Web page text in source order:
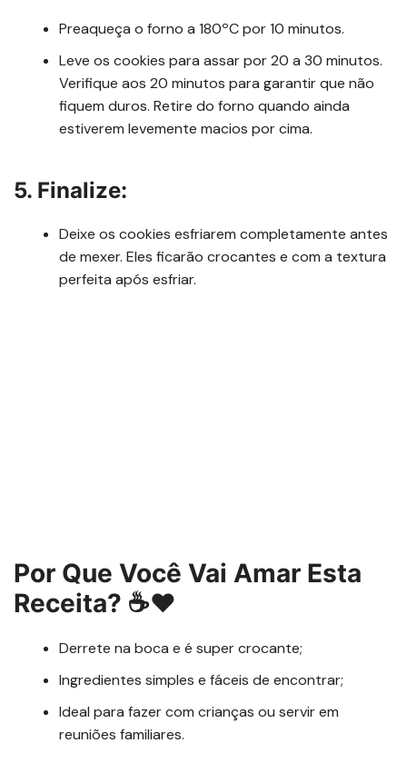
Preaqueça o forno a 180ºC por 10 minutos.
Leve os cookies para assar por 20 a 30 minutos.
Verifique aos 20 minutos para garantir que não
fiquem duros. Retire do forno quando ainda
estiverem levemente macios por cima.
5. Finalize:
Deixe os cookies esfriarem completamente antes
de mexer. Eles ficarão crocantes e com a textura
perfeita após esfriar.
Por Que Você Vai Amar Esta
Receita? ☕❤️
Derrete na boca e é super crocante;
Ingredientes simples e fáceis de encontrar;
Ideal para fazer com crianças ou servir em
reuniões familiares.